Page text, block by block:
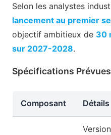
Selon les analystes
lancement au premier
objectif ambitieux de 30
sur 2027-2028.
Spécifications Prévues
Composant Détails